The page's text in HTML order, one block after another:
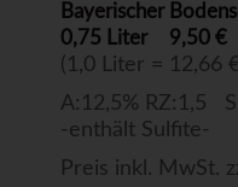
Bayerischer
0,75 Liter
9,50 €
(1,0 Liter = 12,66
A:12,5% RZ:1,5
-enthält Sulfite-
Preis inkl. MwSt.